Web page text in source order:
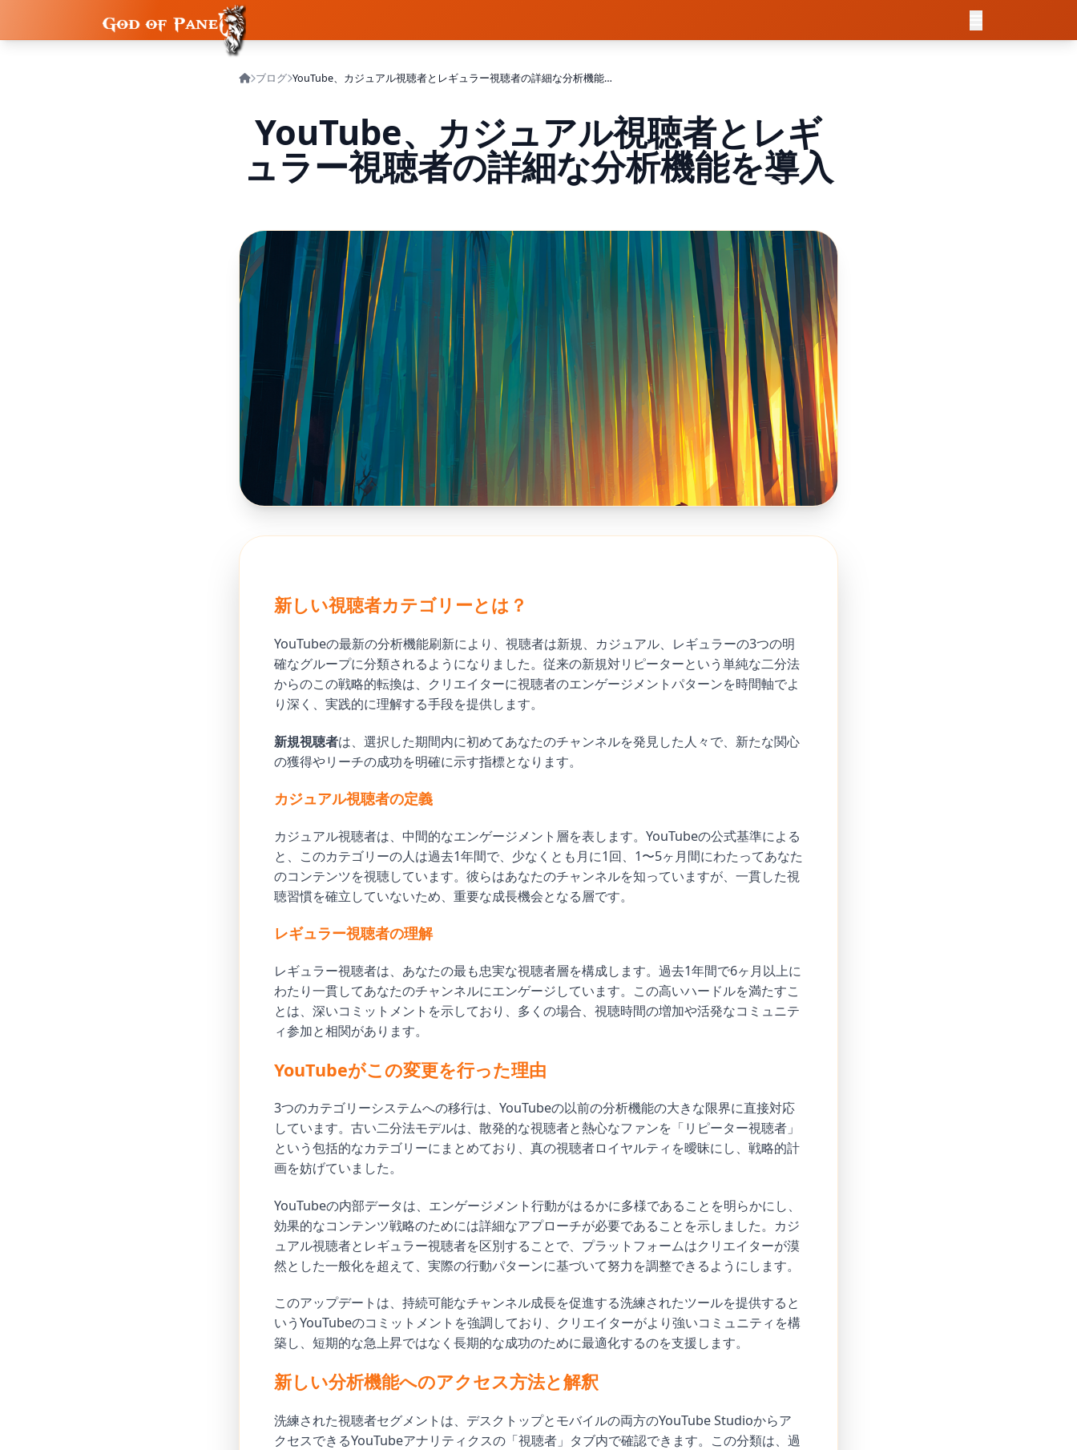
ブログ YouTube、カジュアル視聴者とレギュラー視聴者の詳細な分析機能を導入
YouTube、カジュアル視聴者とレギ
ュラー視聴者の詳細な分析機能を導入
新しい視聴者カテゴリーとは？
YouTubeの最新の分析機能刷新により、視聴者は新規、カジュアル、レギュラーの3つの明
確なグループに分類されるようになりました。従来の新規対リピーターという単純な二分法
からのこの戦略的転換は、クリエイターに視聴者のエンゲージメントパターンを時間軸でよ
り深く、実践的に理解する手段を提供します。
新規視聴者は、選択した期間内に初めてあなたのチャンネルを発見した人々で、新たな関心
の獲得やリーチの成功を明確に示す指標となります。
カジュアル視聴者の定義
カジュアル視聴者は、中間的なエンゲージメント層を表します。YouTubeの公式基準による
と、このカテゴリーの人は過去1年間で、少なくとも月に1回、1〜5ヶ月間にわたってあなた
のコンテンツを視聴しています。彼らはあなたのチャンネルを知っていますが、一貫した視
聴習慣を確立していないため、重要な成長機会となる層です。
レギュラー視聴者の理解
レギュラー視聴者は、あなたの最も忠実な視聴者層を構成します。過去1年間で6ヶ月以上に
わたり一貫してあなたのチャンネルにエンゲージしています。この高いハードルを満たすこ
とは、深いコミットメントを示しており、多くの場合、視聴時間の増加や活発なコミュニテ
ィ参加と相関があります。
YouTubeがこの変更を行った理由
3つのカテゴリーシステムへの移行は、YouTubeの以前の分析機能の大きな限界に直接対応
しています。古い二分法モデルは、散発的な視聴者と熱心なファンを「リピーター視聴者」
という包括的なカテゴリーにまとめており、真の視聴者ロイヤルティを曖昧にし、戦略的計
画を妨げていました。
YouTubeの内部データは、エンゲージメント行動がはるかに多様であることを明らかにし、
効果的なコンテンツ戦略のためには詳細なアプローチが必要であることを示しました。カジ
ュアル視聴者とレギュラー視聴者を区別することで、プラットフォームはクリエイターが漠
然とした一般化を超えて、実際の行動パターンに基づいて努力を調整できるようにします。
このアップデートは、持続可能なチャンネル成長を促進する洗練されたツールを提供すると
いうYouTubeのコミットメントを強調しており、クリエイターがより強いコミュニティを構
築し、短期的な急上昇ではなく長期的な成功のために最適化するのを支援します。
新しい分析機能へのアクセス方法と解釈
洗練された視聴者セグメントは、デスクトップとモバイルの両方のYouTube Studioからア
クセスできるYouTubeアナリティクスの「視聴者」タブ内で確認できます。この分類は、過